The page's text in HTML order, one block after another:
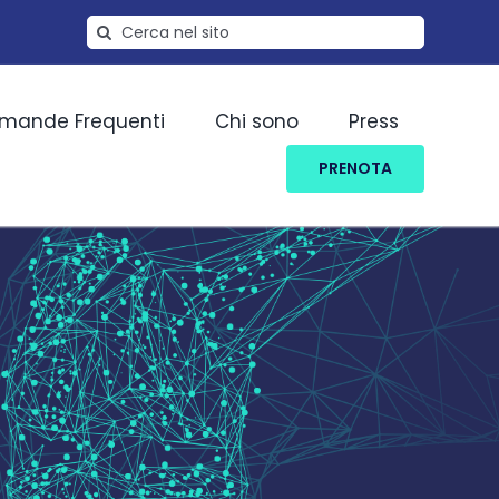
Cerca
per:
Frequenti Chi sono Press
PRENOTA